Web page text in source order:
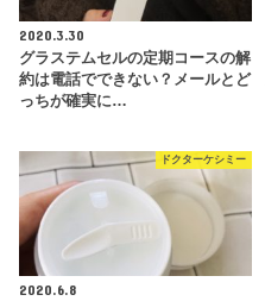
2020.3.30
グラステムセルの定期コースの解
約は電話でできない？メールとど
っちが確実に…
ドクターケシミー
2020.6.8